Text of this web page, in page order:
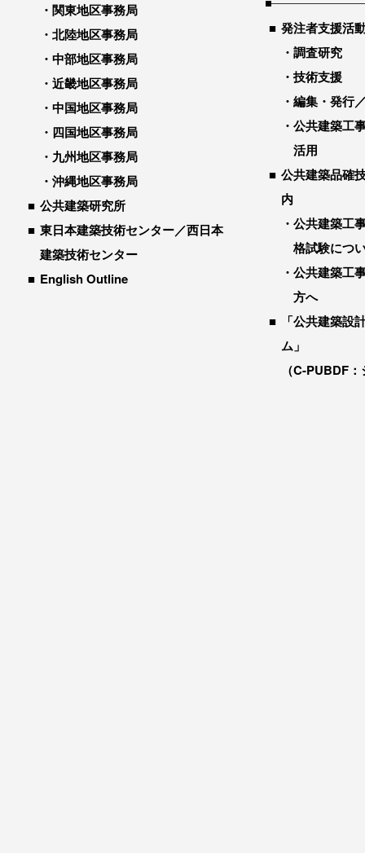
関東地区事務局
北陸地区事務局
中部地区事務局
近畿地区事務局
中国地区事務局
四国地区事務局
九州地区事務局
沖縄地区事務局
公共建築研究所
東日本建築技術センター／西日本
建築技術センター
English Outline
発注者支援活
調査研究
技術支援
編集・発行
公共建築工
活用
公共建築品確
内
公共建築工
格試験につ
公共建築工
方へ
「公共建築設
ム」
（C-PUBDF